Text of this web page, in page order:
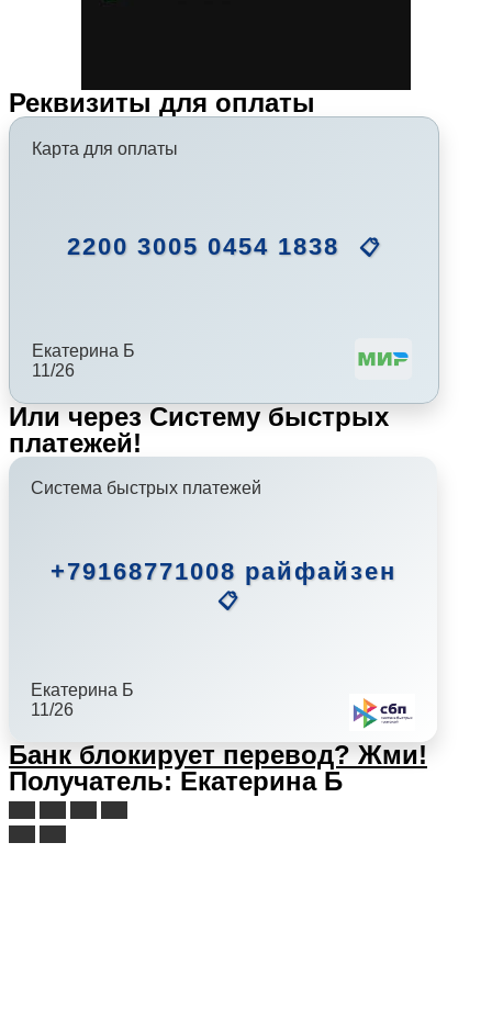
Реквизиты для оплаты
Карта для оплаты
2200 3005 0454 1838 📋
Екатерина Б
11/26
Или через Систему быстрых
платежей!
Система быстрых платежей
+79168771008 райфайзен
📋
Екатерина Б
11/26
Банк блокирует перевод? Жми!
Получатель: Екатерина Б